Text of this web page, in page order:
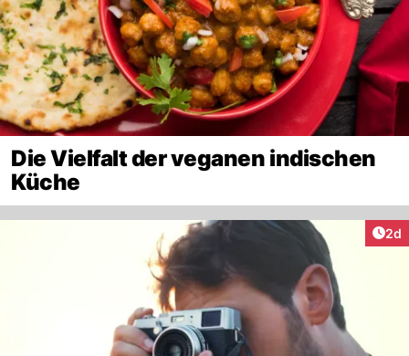
Die Vielfalt der veganen indischen
Küche
2d